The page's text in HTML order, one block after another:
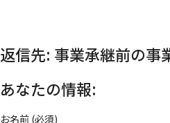
返信先: 事業承継前の事
あなたの情報:
お名前 (必須)